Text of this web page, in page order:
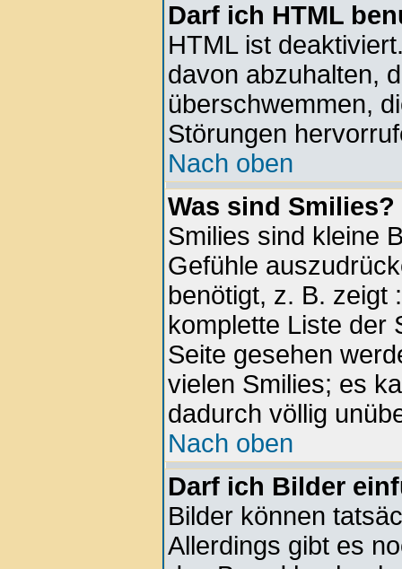
Darf ich HTML
HTML ist
davon abzuhalten,
überschwemmen,
Störungen
Nach oben
Was sind Smilies?
Smilies sind kleine
Gefühle
benötigt, z. B. zeigt
komplette Liste der
Seite gesehen
vielen Smilies; es
dadurch völlig
Nach oben
Darf ich Bilder
Bilder können
Allerdings gibt es